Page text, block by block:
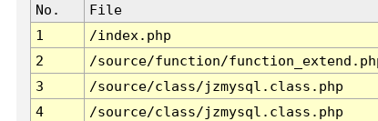
No. File
1
/index.php
2
/source/function/
3
/source/class/jzmysql.class.php
4
/source/class/jzmysql.class.php